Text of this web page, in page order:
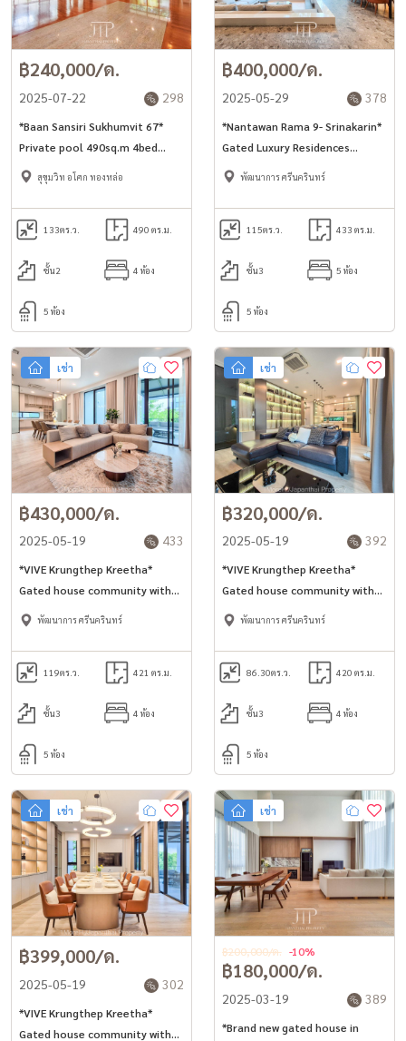
฿240,000/ด.
2025-07-22 298
*Baan Sansiri Sukhumvit 67*
Private pool 490sq.m 4bed
house in Ekkamai area.
สุขุมวิท อโศก ทองหล่อ
133ตร.ว. 490 ตร.ม.
ชั้น2 4 ห้อง
5 ห้อง
฿400,000/ด.
2025-05-29 378
*Nantawan Rama 9- Srinakarin*
Gated Luxury Residences
433sq.m 4+1bed room for rent
พัฒนาการ ศรีนครินทร์
115ตร.ว. 433 ตร.ม.
ชั้น3 5 ห้อง
5 ห้อง
เช่า
฿430,000/ด.
2025-05-19 433
*VIVE Krungthep Kreetha*
Gated house community with
pool and gym 421sq.m 4bed
College International School
*Pet Friendly* *No Co-agent*
พัฒนาการ ศรีนครินทร์
119ตร.ว. 421 ตร.ม.
ชั้น3 4 ห้อง
5 ห้อง
เช่า
฿320,000/ด.
2025-05-19 392
*VIVE Krungthep Kreetha*
Gated house community with
pool and gym 420sq.m 4bed
College International School
พัฒนาการ ศรีนครินทร์
86.30ตร.ว. 420 ตร.ม.
ชั้น3 4 ห้อง
5 ห้อง
เช่า
฿399,000/ด.
2025-05-19 302
*VIVE Krungthep Kreetha*
Gated house community with
เช่า
฿180,000/ด.
฿200,000/ด. -10%
2025-03-19 389
*Brand new gated house in